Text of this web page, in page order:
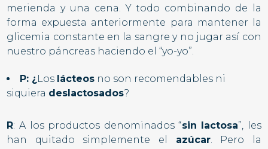
merienda y una cena. Y todo combinando de la
forma expuesta anteriormente para mantener la
glicemia constante en la sangre y no jugar así con
nuestro páncreas haciendo el “yo-yo”.
P: ¿ Los lácteos no son recomendables ni
siquiera deslactosados?
R: A los productos denominados “sin lactosa”, les
han quitado simplemente el azúcar. Pero la